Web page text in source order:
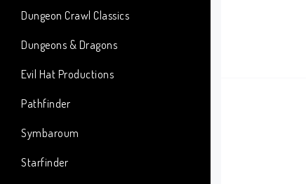
Dungeon Crawl Classics
Dungeons & Dragons
Evil Hat Productions
Pathfinder
Symbaroum
Starfinder